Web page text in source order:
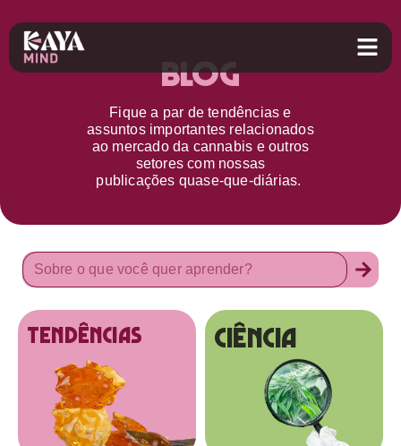
Blog
Fique a par detendências e
assuntos importantes relacionados
ao mercado da cannabis e outros
setorescom nossas
publicações quase-que-diárias.
tendências Ciência